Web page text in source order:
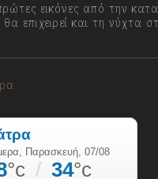
εικόνες από την
επιχειρεί και τη νύχτα